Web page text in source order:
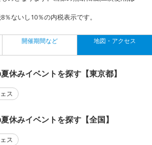
ないし10％の内税表示です。
開催期間など 地図・アクセス
休みイベントを探す【東京都】
ス
休みイベントを探す【全国】
ス